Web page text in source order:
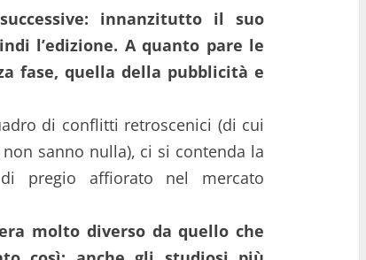
innanzitutto il suo
l’edizione. A quanto pare le
fase, quella della pubblicità e
di conflitti retroscenici (di cui
sanno nulla), ci si contenda la
pregio affiorato nel mercato
molto diverso da quello che